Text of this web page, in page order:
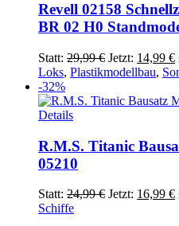
Revell 02158
BR 02 H0
Statt: 29,99€
Preis
29,99 €
Jetzt: 14,99 €
Loks, Plastikmodellbau,
-32%
Details
R.M.S. Titanic
05210
Statt: 24,99€ Jetzt: 16,99 €
Schiffe